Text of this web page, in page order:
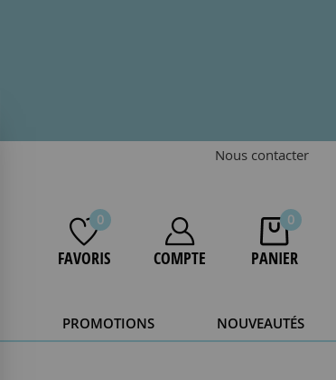
Nous contacter
0
FAVORIS COMPTE
0
PANIER
PROMOTIONS NOUVEAUTÉS